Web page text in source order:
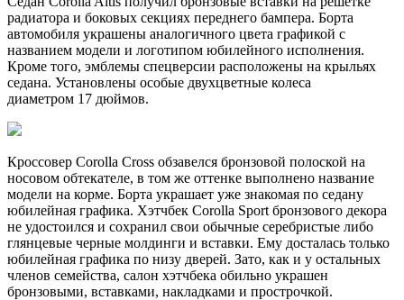
радиатора и боковых секциях переднего бампера. Борта
автомобиля украшены аналогичного цвета графикой с
названием модели и логотипом юбилейного исполнения.
Кроме того, эмблемы спецверсии расположены на крыльях
седана. Установлены особые двухцветные колеса
диаметром 17 дюймов.
Кроссовер Corolla Cross обзавелся бронзовой полоской на
носовом обтекателе, в том же оттенке выполнено название
модели на корме. Борта украшает уже знакомая по седану
юбилейная графика. Хэтчбек Corolla Sport бронзового декора
не удостоился и сохранил свои обычные серебристые либо
глянцевые черные молдинги и вставки. Ему досталась только
юбилейная графика по низу дверей. Зато, как и у остальных
членов семейства, салон хэтчбека обильно украшен
бронзовыми, вставками, накладками и прострочкой.